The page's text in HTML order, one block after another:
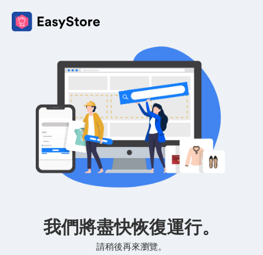
我們將盡快恢復運行。
請稍後再來瀏覽。